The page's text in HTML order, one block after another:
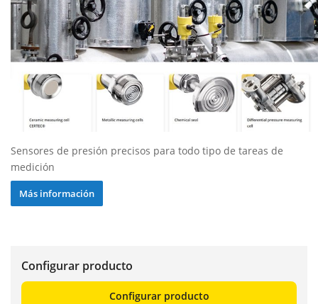
Sensores de presión precisos para todo tipo de tareas de
medición
Más información
Configurar producto
Configurar producto